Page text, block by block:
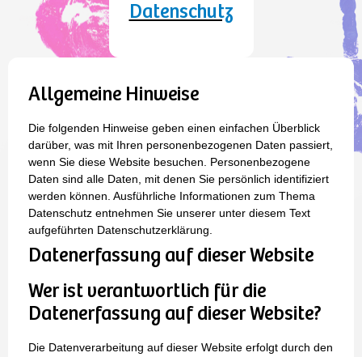
Datenschutz
Allgemeine Hinweise
Die folgenden Hinweise geben einen einfachen Überblick
darüber, was mit Ihren personenbezogenen Daten passiert,
wenn Sie diese Website besuchen. Personenbezogene
Daten sind alle Daten, mit denen Sie persönlich identifiziert
werden können. Ausführliche Informationen zum Thema
Datenschutz entnehmen Sie unserer unter diesem Text
aufgeführten Datenschutzerklärung.
Datenerfassung auf dieser Website
Wer ist verantwortlich für die
Datenerfassung auf dieser Website?
Die Datenverarbeitung auf dieser Website erfolgt durch den